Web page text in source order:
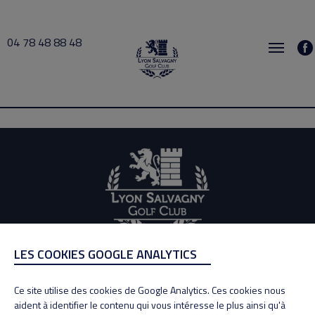
04 78 48 88 48
busy 2026-08-06 19:00 → 2026-08-06 19:30
ADRESSE
69890 La Tour de Salvagny
Tél : 04 78 48 88 48
LES COOKIES GOOGLE ANALYTICS
Ce site utilise des cookies de Google Analytics. Ces cookies nous
aident à identifier le contenu qui vous intéresse le plus ainsi qu'à